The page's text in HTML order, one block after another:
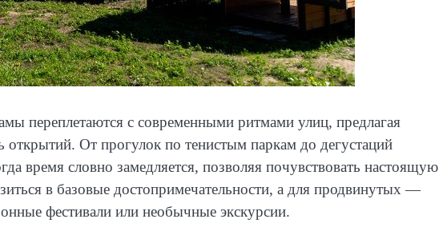
переплетаются с современными ритмами улиц, предлагая
От прогулок по тенистым паркам до дегустаций
время словно замедляется, позволяя почувствовать настоящую
в базовые достопримечательности, а для продвинутых —
фестивали или необычные экскурсии.